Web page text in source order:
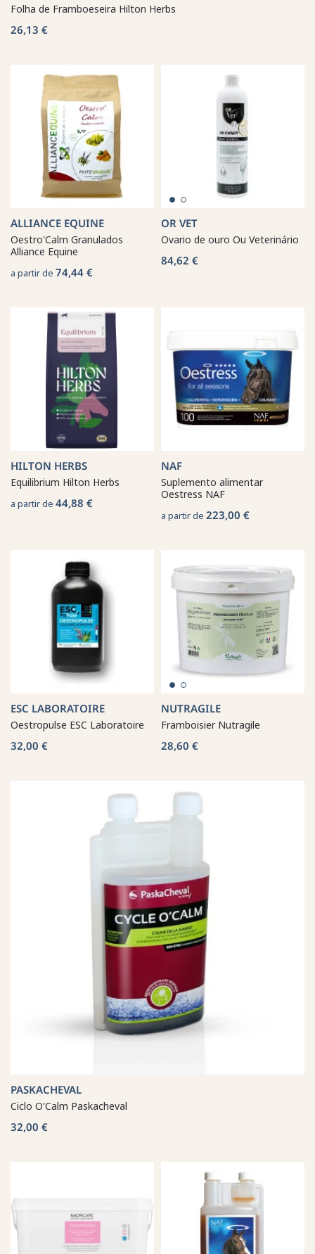
Folha de Framboeseira Hilton Herbs
26,13 €
ALLIANCE EQUINE
Oestro'Calm Granulados
Alliance Equine
a partir de 74,44 €
OR VET
Ovario de ouro Ou Veterinário
84,62 €
HILTON HERBS
Equilibrium Hilton Herbs
a partir de 44,88 €
NAF
Suplemento alimentar
Oestress NAF
a partir de 223,00 €
ESC LABORATOIRE
Oestropulse ESC Laboratoire
32,00 €
NUTRAGILE
Framboisier Nutragile
28,60 €
PASKACHEVAL
Ciclo O'Calm Paskacheval
32,00 €